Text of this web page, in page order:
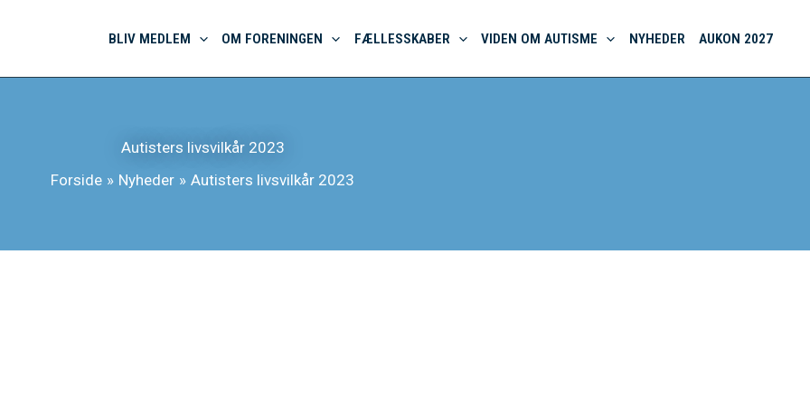
BLIV MEDLEM OM FORENINGEN FÆLLESSKABER VIDEN OM AUTISME NYHEDER AUKON 2027
Autisters livsvilkår 2023
Forside
Nyheder Autisters livsvilkår 2023